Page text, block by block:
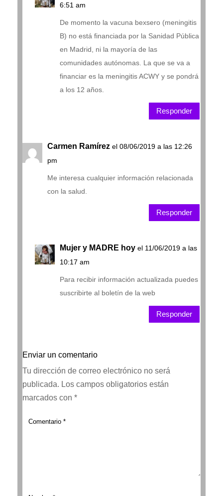
6:51 am
De momento la vacuna bexsero (meningitis
B) no está financiada por la Sanidad Pública
en Madrid, ni la mayoría de las
comunidades autónomas. La que se va a
financiar es la meningitis ACWY y se pondrá
a los 12 años.
Responder
Carmen Ramírez el 08/06/2019 a las 12:26
pm
Me interesa cualquier información relacionada
con la salud.
Responder
Mujer y MADRE hoy el 11/06/2019 a las
10:17 am
Para recibir información actualizada puedes
suscribirte al boletín de la web
Responder
Enviar un comentario
Tu dirección de correo electrónico no será
publicada. Los campos obligatorios están
marcados con *